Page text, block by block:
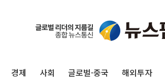
경제 사회 글로벌·중국 해외투자